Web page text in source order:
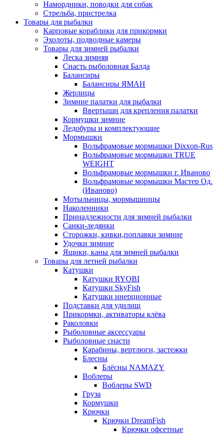
Намордники, поводки для собак
Стрельба, пристрелка
Товары для рыбалки
Карповые кораблики для прикормки
Эхолоты, подводные камеры
Товары для зимней рыбалки
Леска зимняя
Снасть рыболовная Балда
Балансиры
Балансиры ЯМАН
Жерлицы
Зимние палатки для рыбалки
Ввертыши для крепления палатки
Кормушки зимние
Ледобуры и комплектующие
Мормышки
Вольфрамовые мормышки Dixxon-Rus
Вольфрамовые мормышки TRUE
WEIGHT
Вольфрамовые мормышки г. Иваново
Вольфрамовые мормышки Мастер Од.
(Иваново)
Мотыльницы, мормышницы
Наколенники
Принадлежности для зимней рыбалки
Санки-ледянки
Сторожки, кивки,поплавки зимние
Удочки зимние
Ящики, каны для зимней рыбалки
Товары для летней рыбалки
Катушки
Катушки RYOBI
Катушки SkyFish
Катушки инерционные
Подставки для удилищ
Прикормки, активаторы клёва
Раколовки
Рыболовные аксессуары
Рыболовные снасти
Карабины, вертлюги, застежки
Блесны
Блёсны NAMAZY
Воблеры
Воблеры SWD
Груза
Кормушки
Крючки
Крючки DreamFish
Крючки офсетные